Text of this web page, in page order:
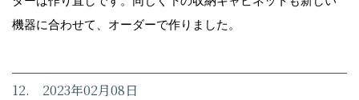
機器に合わせて、オーダーで作りました。
12. 2023年02月08日